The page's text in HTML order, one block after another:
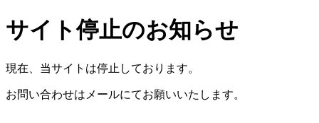
サイト停止のお知らせ
現在、当サイトは停止しております。
お問い合わせはメールにてお願いいたします。